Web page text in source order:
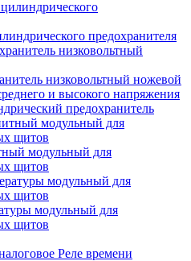
предохранителя
низковольтный ножевой
и высокого напряжения
предохранитель
модульный для
щитов
модульный для
щитов
Реле времени